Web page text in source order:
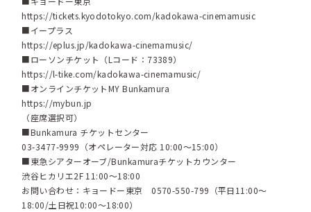
https://tickets.kyodotokyo.com/kadokawa-cinemamusic
■イープラス
https://eplus.jp/kadokawa-cinemamusic/
■ローソンチケット（Lコード：73389）
https://l-tike.com/kadokawa-cinemamusic/
■オンラインチケットMY Bunkamura
https://mybun.jp
（座席選択可）
■Bunkamura チケットセンター
03-3477-9999（オペレーター対応 10:00～15:00）
■東急シアターオーブ/Bunkamuraチケットカウンター
渋⾕ヒカリエ2F 11:00～18:00
お問い合わせ：キョードー東京 0570-550-799（平日11:00～
18:00/土日祝10:00～18:00）